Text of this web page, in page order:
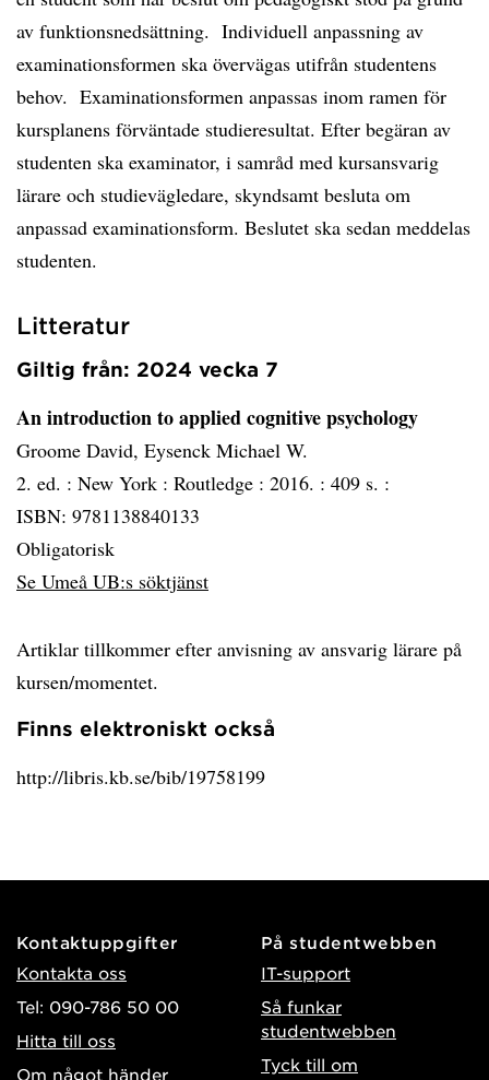
av funktionsnedsättning. Individuell anpassning av
examinationsformen ska övervägas utifrån studentens
behov. Examinationsformen anpassas inom ramen för
kursplanens förväntade studieresultat. Efter begäran av
studenten ska examinator, i samråd med kursansvarig
lärare och studievägledare, skyndsamt besluta om
anpassad examinationsform. Beslutet ska sedan meddelas
studenten.
Litteratur
Giltig från: 2024 vecka 7
An introduction to applied cognitive psychology
Groome David, Eysenck Michael W.
2. ed. : New York : Routledge : 2016. : 409 s. :
ISBN: 9781138840133
Obligatorisk
Se Umeå UB:s söktjänst
Artiklar tillkommer efter anvisning av ansvarig lärare på
kursen/momentet.
Finns elektroniskt också
http://libris.kb.se/bib/19758199
Kontaktuppgifter
Kontakta oss
Tel: 090-786 50 00
Hitta till oss
Om något händer
På studentwebben
IT-support
Så funkar
studentwebben
Tyck till om